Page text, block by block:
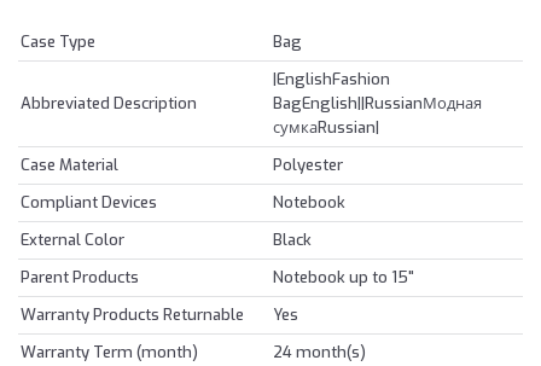
Case Type Bag
Abbreviated Description
|EnglishFashion
BagEnglish||RussianМодная
сумкаRussian|
Case Material
Polyester
Compliant Devices
Notebook
External Color
Black
Parent Products
Notebook up to 15"
Warranty Products Returnable
Yes
Warranty Term (month)
24 month(s)